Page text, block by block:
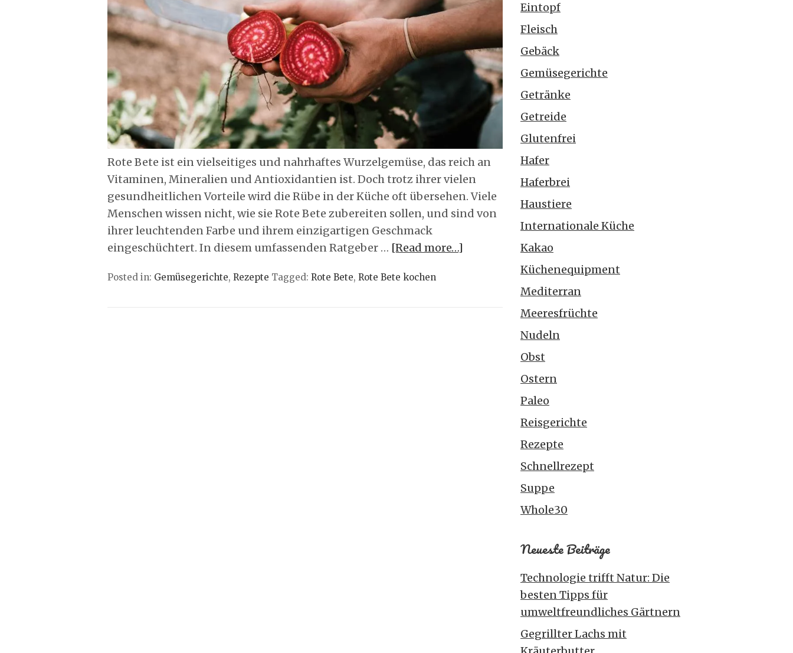
Rote Bete ist ein vielseitiges und nahrhaftes Wurzelgemüse, das reich an
Vitaminen, Mineralien und Antioxidantien ist. Doch trotz ihrer vielen
gesundheitlichen Vorteile wird die Rübe in der Küche oft übersehen. Viele
Menschen wissen nicht, wie sie Rote Bete zubereiten sollen, und sind von
ihrer leuchtenden Farbe und ihrem einzigartigen Geschmack
eingeschüchtert. In diesem umfassenden Ratgeber … [Read more…]
Posted in: Gemüsegerichte, Rezepte Tagged: Rote Bete, Rote Bete kochen
Eintopf
Fleisch
Gebäck
Gemüsegerichte
Getränke
Getreide
Glutenfrei
Hafer
Haferbrei
Haustiere
Internationale Küche
Kakao
Küchenequipment
Mediterran
Meeresfrüchte
Nudeln
Obst
Ostern
Paleo
Reisgerichte
Rezepte
Schnellrezept
Suppe
Whole30
Neueste Beiträge
Technologie trifft Natur: Die
besten Tipps für
umweltfreundliches Gärtnern
Gegrillter Lachs mit